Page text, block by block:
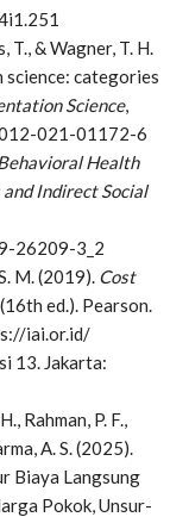
T., & Wagner, T. H.
categories
Science,
021-01172-6
Health
Indirect Social
26209-3_2
M. (2019). Cost
ed.). Pearson.
iai.or.id/
13. Jakarta:
Rahman, P. F.,
A. S. (2025).
Biaya Langsung
Pokok, Unsur-